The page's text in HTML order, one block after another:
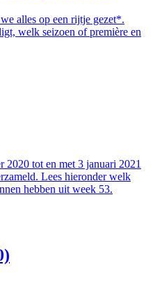
alles op een rijtje gezet*.
welk seizoen of première en
2020 tot en met 3 januari 2021
Lees hieronder welk
hebben uit week 53.